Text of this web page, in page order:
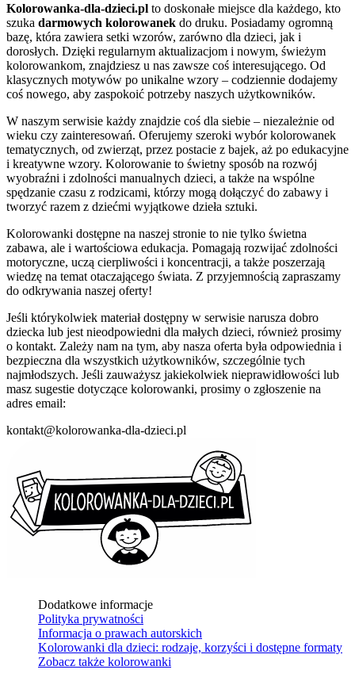
Kolorowanka-dla-dzieci.pl to doskonałe miejsce dla każdego, kto
szuka darmowych kolorowanek do druku. Posiadamy ogromną
bazę, która zawiera setki wzorów, zarówno dla dzieci, jak i
dorosłych. Dzięki regularnym aktualizacjom i nowym, świeżym
kolorowankom, znajdziesz u nas zawsze coś interesującego. Od
klasycznych motywów po unikalne wzory – codziennie dodajemy
coś nowego, aby zaspokoić potrzeby naszych użytkowników.
W naszym serwisie każdy znajdzie coś dla siebie – niezależnie od
wieku czy zainteresowań. Oferujemy szeroki wybór kolorowanek
tematycznych, od zwierząt, przez postacie z bajek, aż po edukacyjne
i kreatywne wzory. Kolorowanie to świetny sposób na rozwój
wyobraźni i zdolności manualnych dzieci, a także na wspólne
spędzanie czasu z rodzicami, którzy mogą dołączyć do zabawy i
tworzyć razem z dziećmi wyjątkowe dzieła sztuki.
Kolorowanki dostępne na naszej stronie to nie tylko świetna
zabawa, ale i wartościowa edukacja. Pomagają rozwijać zdolności
motoryczne, uczą cierpliwości i koncentracji, a także poszerzają
wiedzę na temat otaczającego świata. Z przyjemnością zapraszamy
do odkrywania naszej oferty!
Jeśli którykolwiek materiał dostępny w serwisie narusza dobro
dziecka lub jest nieodpowiedni dla małych dzieci, również prosimy
o kontakt. Zależy nam na tym, aby nasza oferta była odpowiednia i
bezpieczna dla wszystkich użytkowników, szczególnie tych
najmłodszych. Jeśli zauważysz jakiekolwiek nieprawidłowości lub
masz sugestie dotyczące kolorowanki, prosimy o zgłoszenie na
adres email:
kontakt@kolorowanka-dla-dzieci.pl
Dodatkowe informacje
Polityka prywatności
Informacja o prawach autorskich
Kolorowanki dla dzieci: rodzaje, korzyści i dostępne formaty
Zobacz także kolorowanki